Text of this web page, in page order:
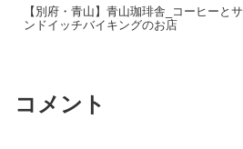
【別府・青山】青山珈琲舎_コーヒーとサ
ンドイッチバイキングのお店
コメント